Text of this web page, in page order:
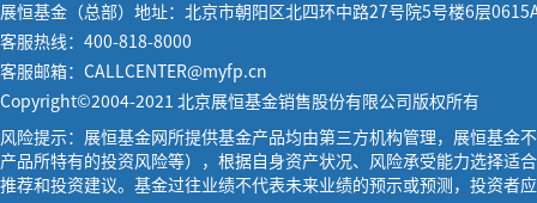
展恒基金（总部）地址：北京市朝阳区北四环中路27号院5号楼6层
客服热线：400-818-8000
客服邮箱：CALLCENTER@myfp.cn
Copyright©2004-2021 北京展恒基金销售股份有限公司版权所有
风险提示：展恒基金网所提供基金产品均由第三方机构管理，展恒基
产品所特有的投资风险等），根据自身资产状况、风险承受能力选择
推荐和投资建议。基金过往业绩不代表未来业绩的预示或预测，投资者